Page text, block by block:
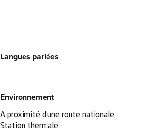
Langues parlées
Langues parlées
Environnement
Environnement
A proximité d'une route nationale
Station thermale